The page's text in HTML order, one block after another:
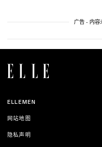
广告 - 内容
ELLEMEN
网站地图
隐私声明